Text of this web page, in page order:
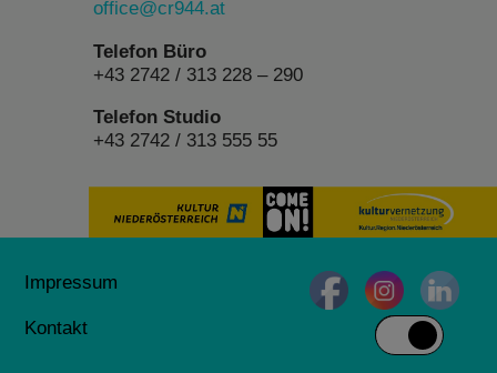
office@cr944.at
Telefon Büro
+43 2742 / 313 228 – 290
Telefon Studio
+43 2742 / 313 555 55
Impressum
Kontakt